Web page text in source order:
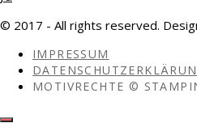
© 2017 - All rights reserved.
IMPRESSUM
MOTIVRECHTE ©